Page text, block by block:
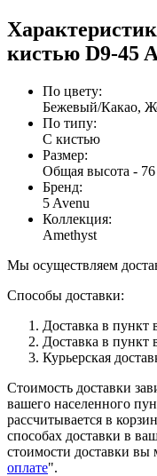
кистью D9-45
По цвету:
Бежевый/Какао,
По типу:
С кистью
Размер:
Общая высота - 76
Бренд:
5 Avenu
Коллекция:
Amethyst
Мы осуществляем
Способы доставки:
Доставка в пункт
Доставка в пункт
Курьерская
Стоимость доставки
вашего населенного
рассчитывается в
способах доставки в
стоимости доставки вы
оплате".